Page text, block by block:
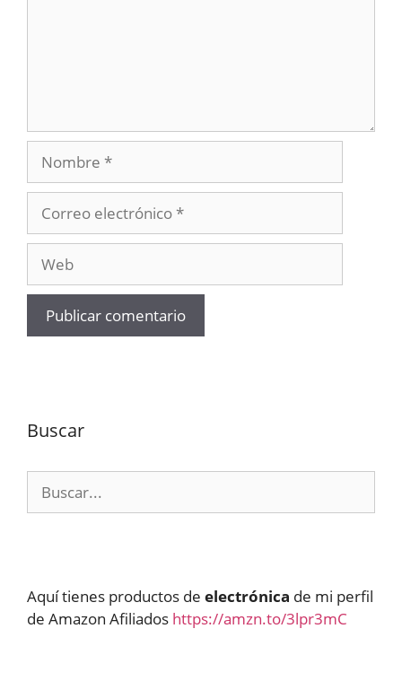
Nombre
electrónico
Buscar
Aquí tienes productos de electrónica de mi perfil
de Amazon Afiliados https://amzn.to/3lpr3mC